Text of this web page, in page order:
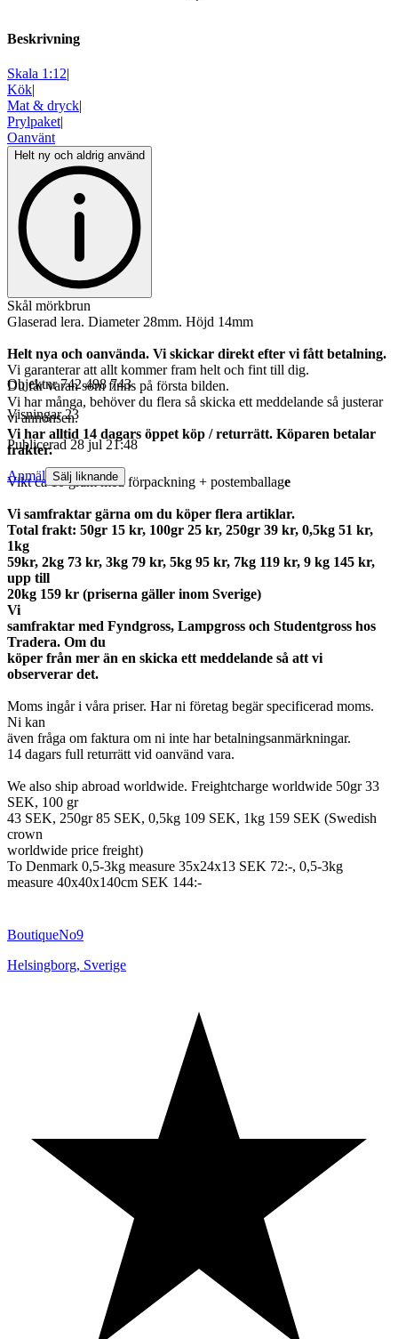
Beskrivning
Skala 1:12|
Kök|
Mat & dryck|
Prylpaket|
Oanvänt
Helt ny och aldrig använd
Skål mörkbrun
Glaserad lera. Diameter 28mm. Höjd 14mm
Helt nya och oanvända. Vi skickar direkt efter vi fått betalning.
Vi garanterar att allt kommer fram helt och fint till dig.
Du får varan som finns på första bilden.
Vi har många, behöver du flera så skicka ett meddelande så justerar
vi annonsen.
Vi har alltid 14 dagars öppet köp / returrätt. Köparen betalar
frakter.
Vikt ca 10 gram med förpackning + postemballage
Vi samfraktar gärna om du köper flera artiklar.
Total frakt: 50gr 15 kr, 100gr 25 kr, 250gr 39 kr, 0,5kg 51 kr,
1kg
59kr, 2kg 73 kr, 3kg 79 kr, 5kg 95 kr, 7kg 119 kr, 9 kg 145 kr,
upp till
20kg 159 kr (priserna gäller inom Sverige)
Vi
samfraktar med Fyndgross, Lampgross och Studentgross hos
Tradera. Om du
köper från mer än en skicka ett meddelande så att vi
observerar det.
Moms ingår i våra priser. Har ni företag begär specificerad moms.
Ni kan
även fråga om faktura om ni inte har betalningsanmärkningar.
14 dagars full returrätt vid oanvänd vara.
We also ship abroad worldwide. Freightcharge worldwide 50gr 33
SEK, 100 gr
43 SEK, 250gr 85 SEK, 0,5kg 109 SEK, 1kg 159 SEK (Swedish
crown
worldwide price freight)
To Denmark 0,5-3kg measure 35x24x13 SEK 72:-, 0,5-3kg
measure 40x40x140cm SEK 144:-
Objektnr 742 498 743
Visningar 23
Publicerad 28 jul 21:48
Anmäl Sälj liknande
BoutiqueNo9
Helsingborg, Sverige